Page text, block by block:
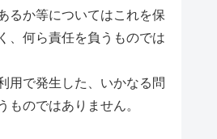
るか等についてはこれを保
、何ら責任を負うものでは
用で発生した、いかなる問
ものではありません。